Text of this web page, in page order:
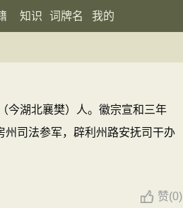
知识 词牌名 我的
今湖北襄樊）人。徽宗宣和三年
州司法参军，辟利州路安抚司干办
赞(0)